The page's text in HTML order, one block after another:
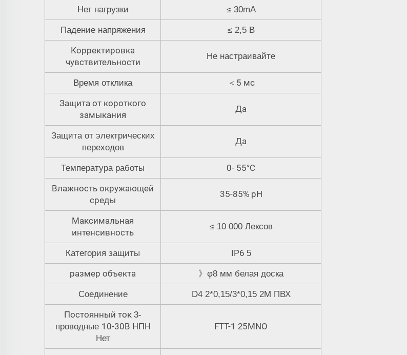
Нет нагрузки ≤ 30mA
Падение напряжения ≤ 2,5 В
Корректировка
чувствительности
Не настраивайте
Время отклика ＜ 5 мс
Защита от короткого
замыкания
Да
Защита от электрических
переходов
Да
Температура работы
0- 55°C
Влажность окружающей
среды
35-85% рН
Максимальная
интенсивность
≤ 10 000 Лексов
Категория защиты IP6 5
размер объекта 》 φ8 мм белая доска
Соединение D4 2*0,15/3*0,15 2M ПВХ
Постоянный ток 3-
проводные 10-30В НПН
Нет
FTT-1 25MNO